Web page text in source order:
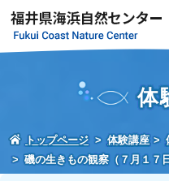
体
トップページ 体験講座
磯の生きもの観察（７月１７